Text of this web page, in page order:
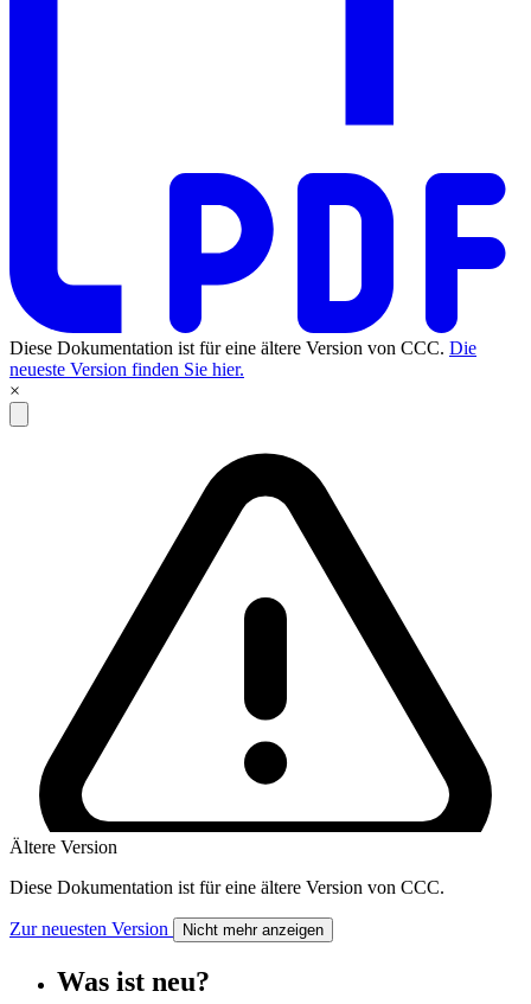
Diese Dokumentation ist für eine ältere Version von CCC. Die
neueste Version finden Sie hier.
×
Ältere Version
Diese Dokumentation ist für eine ältere Version von CCC.
Zur neuesten Version Nicht mehr anzeigen
Was ist neu?